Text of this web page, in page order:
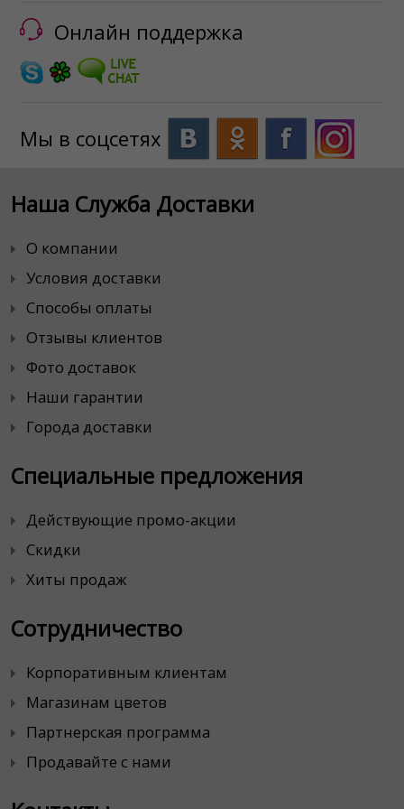
Онлайн поддержка
Мы в соцсетях
Наша Служба Доставки
О компании
Условия доставки
Способы оплаты
Отзывы клиентов
Фото доставок
Наши гарантии
Города доставки
Специальные предложения
Действующие промо-акции
Скидки
Хиты продаж
Сотрудничество
Корпоративным клиентам
Магазинам цветов
Партнерская программа
Продавайте с нами